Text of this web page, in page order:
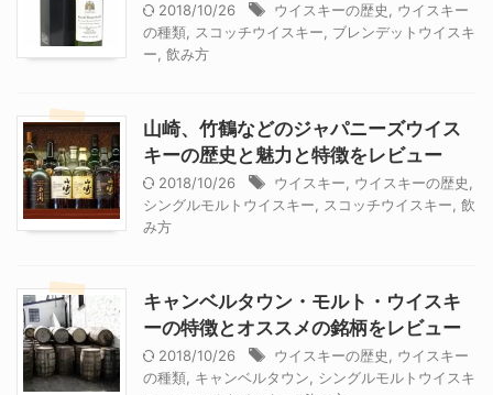
2018/10/26 ウイスキーの歴史
ウイスキー
の種類
スコッチウイスキー
ブレンデットウイスキ
ー 飲み方
山崎、竹鶴などのジャパニーズウイス
キーの歴史と魅力と特徴をレビュー
2018/10/26 ウイスキー ウイスキーの歴史
シングルモルトウイスキー
スコッチウイスキー 飲
み方
キャンベルタウン・モルト・ウイスキ
ーの特徴とオススメの銘柄をレビュー
2018/10/26 ウイスキーの歴史
ウイスキー
の種類 キャンベルタウン
シングルモルトウイスキ